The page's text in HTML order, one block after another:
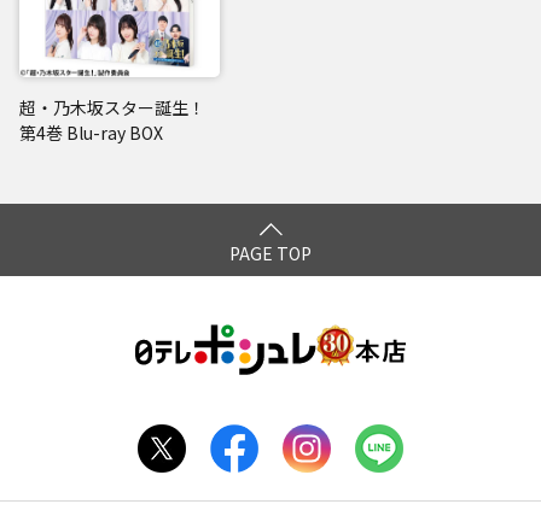
超・乃木坂スター誕生！
第4巻 Blu-ray BOX
PAGE TOP